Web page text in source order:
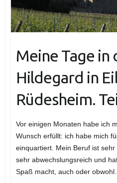
Meine Tage in
Hildegard in
Rüdesheim.
Vor einigen Monaten habe ich
Wunsch erfüllt: ich habe mich
einquartiert. Mein Beruf ist
sehr abwechslungsreich und
Spaß macht, auch oder